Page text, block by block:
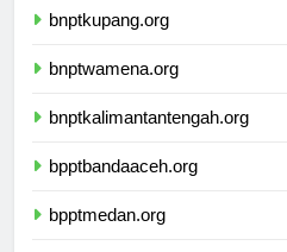
bnptkupang.org
bnptwamena.org
bnptkalimantantengah.org
bpptbandaaceh.org
bpptmedan.org